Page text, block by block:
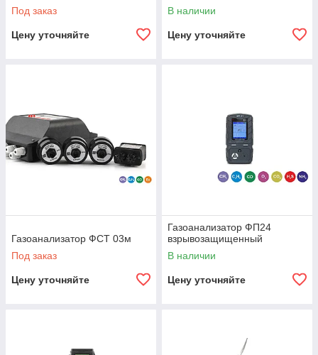
Под заказ
Цену уточняйте
В наличии
Цену уточняйте
Газоанализатор ФСТ 03м
Под заказ
Цену уточняйте
Газоанализатор ФП24
взрывозащищенный
В наличии
Цену уточняйте